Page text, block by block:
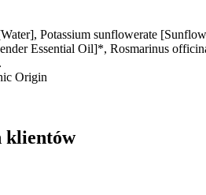
Potassium sunflowerate
Essential Oil]*, Rosmarinus
Origin
klientów